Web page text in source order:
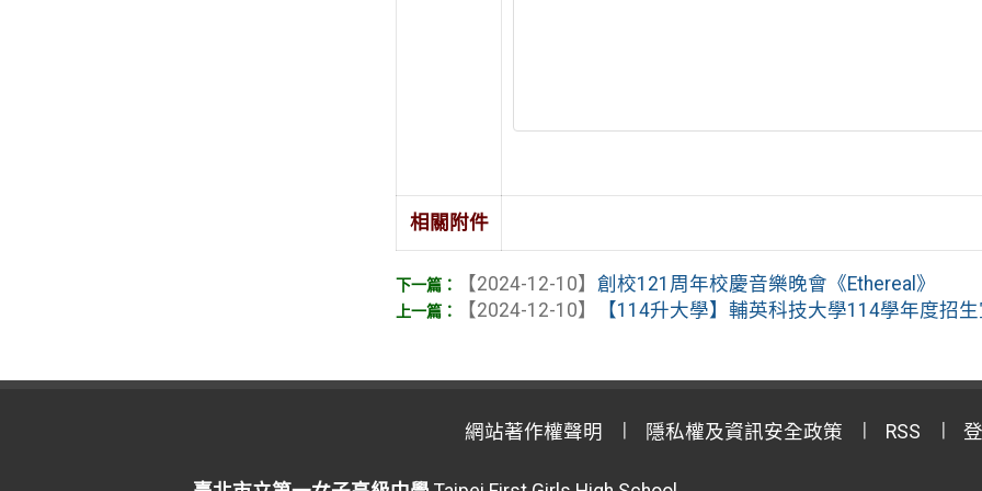
相關附件
【2024-12-10】創校121周年校慶音樂晚會《Ethereal》
【2024-12-10】
【114升大學】輔英科技大學114學年度招
網站著作權聲明 隱私權及資訊安全政策 RSS